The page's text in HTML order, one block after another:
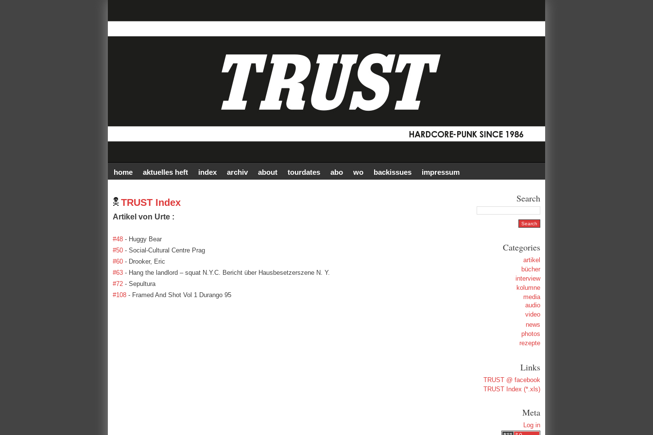
home aktuelles heft index archiv about tourdates abo wo backissues impressum
TRUST Index
Artikel von Urte :
#48 - Huggy Bear
#50 - Social-Cultural Centre Prag
#60 - Drooker, Eric
#63 - Hang the landlord – squat N.Y.C. Bericht über Hausbesetzerszene N. Y.
#72 - Sepultura
#108 - Framed And Shot Vol 1 Durango 95
Search
Categories
artikel
bücher
interview
kolumne
media
audio
video
news
photos
rezepte
Links
TRUST @ facebook
TRUST Index (*.xls)
Meta
Log in